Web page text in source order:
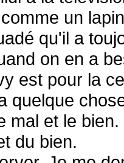
un
qu'il a
on en a
est pour la
quelque
mal et le
du bien.